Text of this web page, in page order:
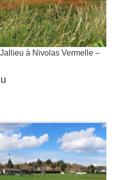
à Nivolas Vermelle –